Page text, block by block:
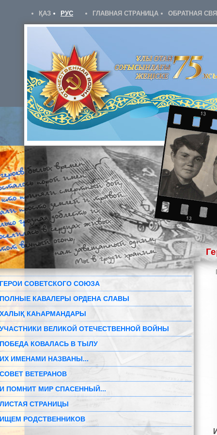
ҚАЗ РУС ГЛАВНАЯ СТРАНИЦА ОБРАТНАЯ
ГЕРОИ СОВЕТСКОГО СОЮЗА
ПОЛНЫЕ КАВАЛЕРЫ ОРДЕНА СЛАВЫ
ХАЛЫҚ КАҺАРМАНДАРЫ
УЧАСТНИКИ ВЕЛИКОЙ ОТЕЧЕСТВЕННОЙ ВОЙНЫ
ПОБЕДА КОВАЛАСЬ В ТЫЛУ
ИХ ИМЕНАМИ НАЗВАНЫ...
СОВЕТ ВЕТЕРАНОВ
И ПОМНИТ МИР СПАСЕННЫЙ...
ЛИСТАЯ СТРАНИЦЫ
ИЩЕМ РОДСТВЕННИКОВ